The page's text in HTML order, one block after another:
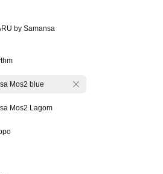
by Samansa
Mos2 blue
Mos2 Lagom